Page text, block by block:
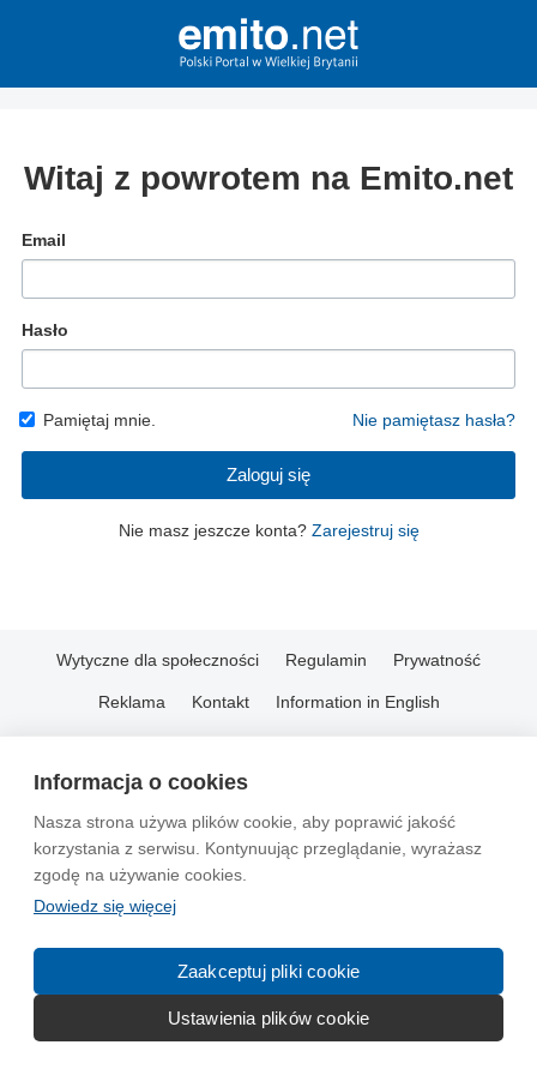
Informacja o cookies
Nasza strona używa plików cookie, aby poprawić jakość
korzystania z serwisu. Kontynuując przeglądanie, wyrażasz
zgodę na używanie cookies.
Dowiedz się więcej
Zaakceptuj pliki cookie
Ustawienia plików cookie
Witaj z powrotem na Emito.net
Email
Hasło
Pamiętaj mnie. Nie pamiętasz hasła?
Zaloguj się
Nie masz jeszcze konta? Zarejestruj się
Wytyczne dla społeczności Regulamin Prywatność
Reklama Kontakt Information in English